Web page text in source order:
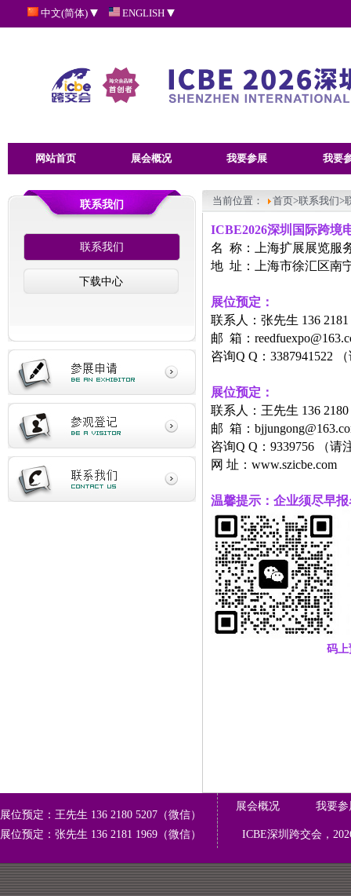
中文(简体) ENGLISH
网站首页 展会概况 我要参展 我要
联系我们
联系我们
下载中心
当前位置： 首页>联系我们>
ICBE2026深圳国际跨境
名 称：
上海扩展展览服
地 址：上海市徐汇区南
展位预定 ：
联系人：张先生 136
邮 箱：
咨询Q Q：3387941522
展位预定 ：
联系人：王先生 136
邮 箱：
咨询Q Q：9339756 （请
网 址：www.szicbe.com
温馨提示：企业须尽早
码上
展位预定 ：王先生 136 2180 5207（微信）
展位预定 ： 张先生 136 2181 1969（微信）
展会概况 我要参
ICBE深圳 跨交会，